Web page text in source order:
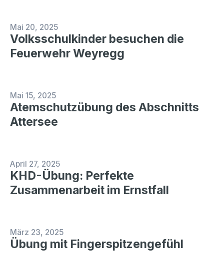
Mai 20, 2025
Volksschulkinder besuchen die
Feuerwehr Weyregg
Mai 15, 2025
Atemschutzübung des Abschnitts
Attersee
April 27, 2025
KHD-Übung: Perfekte
Zusammenarbeit im Ernstfall
März 23, 2025
Übung mit Fingerspitzengefühl